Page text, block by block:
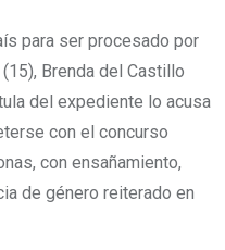
para ser procesado por
Brenda del Castillo
del expediente lo acusa
con el concurso
con ensañamiento,
de género reiterado en